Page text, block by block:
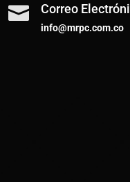
 Correo
info@mrpc.com.co